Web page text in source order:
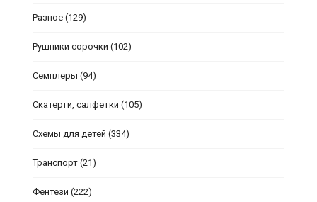
Разное (129)
Рушники сорочки (102)
Семплеры (94)
Скатерти, салфетки (105)
Схемы для детей (334)
Транспорт (21)
Фентези (222)